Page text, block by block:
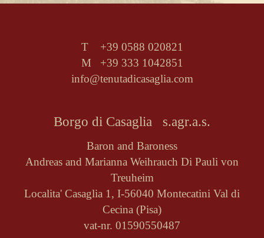
T +39 0588 020821
M +39 333 1042851
info@tenutadicasaglia.com
Borgo di Casaglia s.agr.a.s.
Baron and Baroness
Andreas and Marianna Weihrauch Di Pauli von
Treuheim
Localita' Casaglia 1, I-56040 Montecatini Val di
Cecina (Pisa)
vat-nr. 01590550487